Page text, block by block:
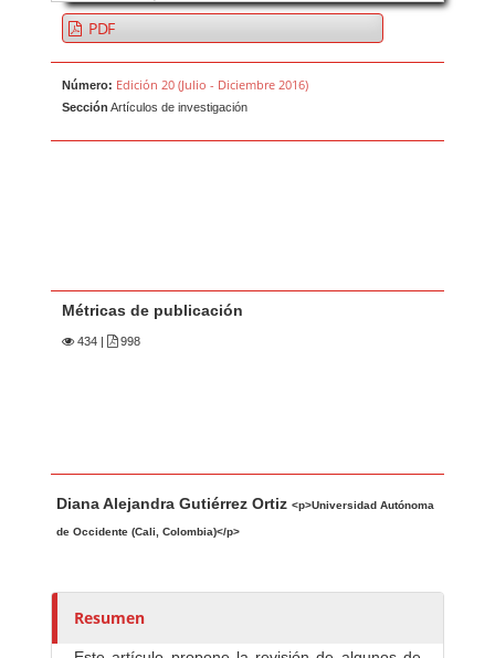
PDF
Número: Edición 20 (Julio - Diciembre 2016)
Sección Artículos de investigación
Métricas de publicación
434 998
u
t
r
s
Diana Alejandra Gutiérrez Ortiz<p>Universidad Autónoma
de Occidente (Cali, Colombia)</p>
Resumen